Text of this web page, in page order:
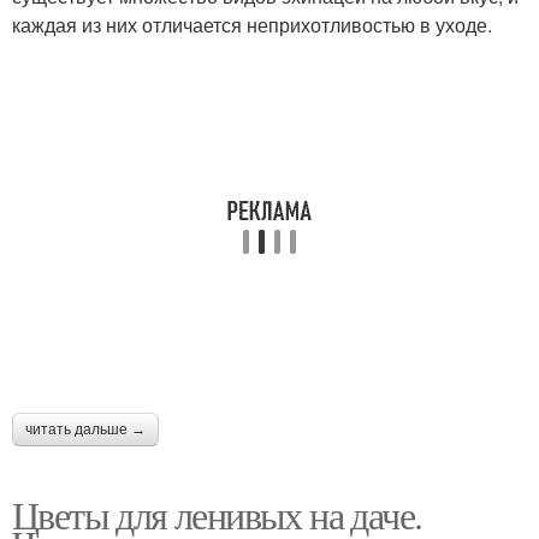
каждая из них отличается неприхотливостью в уходе.
читать дальше →
Цветы для ленивых на даче.